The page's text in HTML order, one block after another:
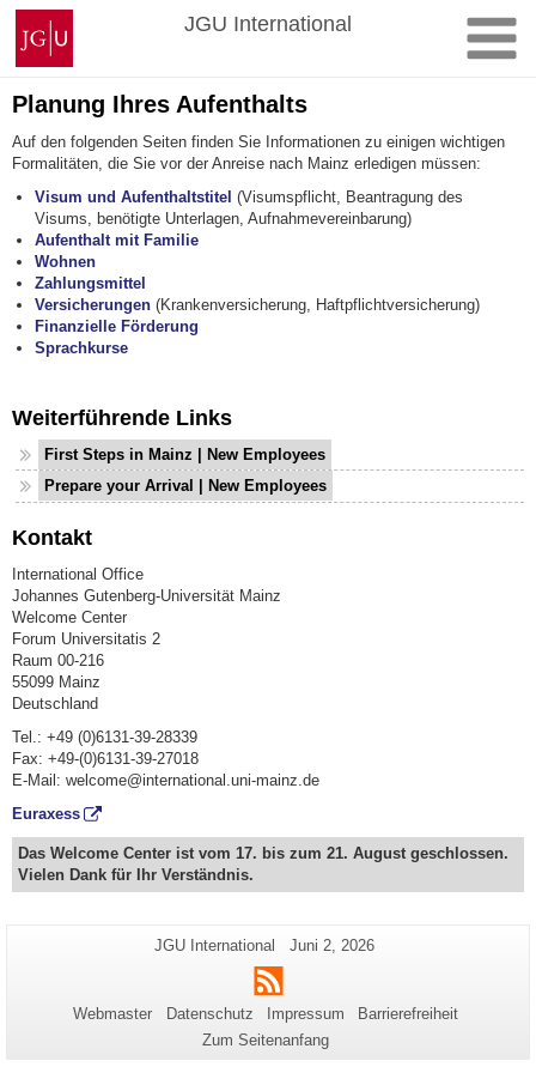
Zum
Inhalt
springen
Johannes
Gutenberg-
Universität
Mainz
JGU International
Planung Ihres Aufenthalts
Auf den folgenden Seiten finden Sie Informationen zu einigen wichtigen
Formalitäten, die Sie vor der Anreise nach Mainz erledigen müssen:
Visum und Aufenthaltstitel (Visumspflicht, Beantragung des
Visums, benötigte Unterlagen, Aufnahmevereinbarung)
Aufenthalt mit Familie
Wohnen
Zahlungsmittel
Versicherungen (Krankenversicherung, Haftpflichtversicherung)
Finanzielle Förderung
Sprachkurse
Weiterführende Links
First Steps in Mainz | New Employees
Prepare your Arrival | New Employees
Kontakt
International Office
Johannes Gutenberg-Universität Mainz
Welcome Center
Forum Universitatis 2
Raum 00-216
55099 Mainz
Deutschland
Tel.: +49 (0)6131-39-28339
Fax: +49-(0)6131-39-27018
E-Mail: welcome@international.uni-mainz.de
Euraxess
Das Welcome Center ist vom 17. bis zum 21. August geschlossen.
Vielen Dank für Ihr Verständnis.
Zusätzliche
Informationen
zu
dieser
Seite
Seiten-
JGU International
Letzte
Juni 2, 2026
RSS
Webmaster Datenschutz Impressum
Barrierefreiheit
Zum Seitenanfang